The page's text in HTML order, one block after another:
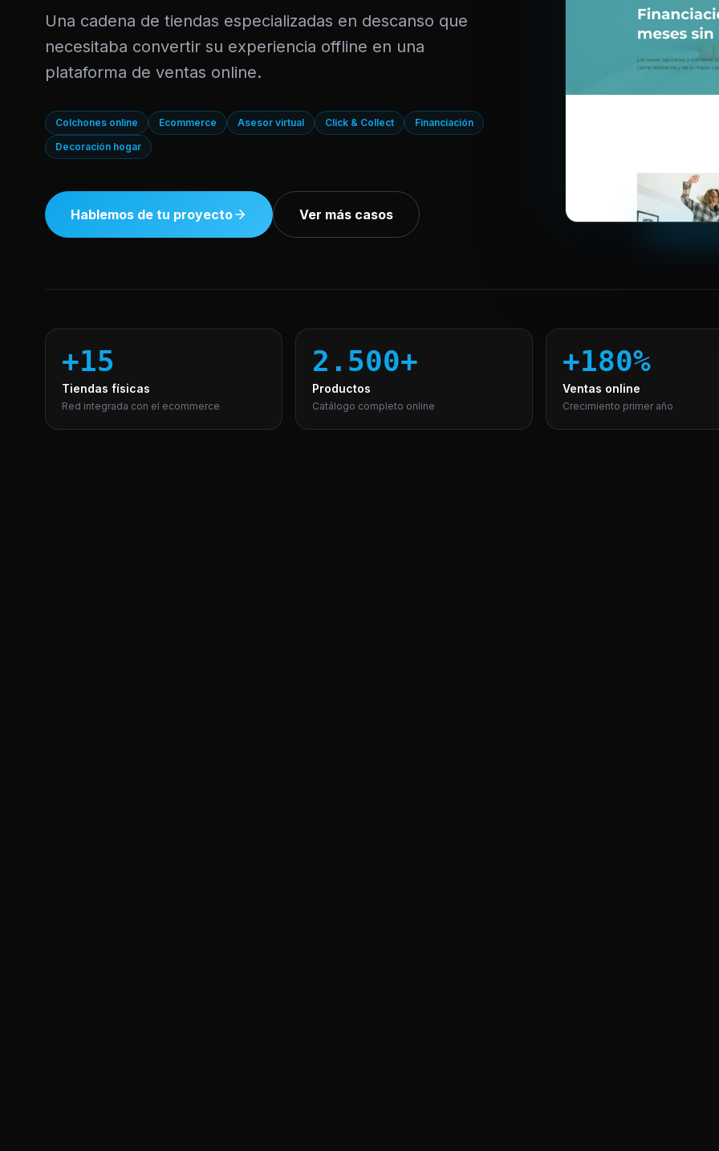
Una cadena de tiendas especializadas en descanso que
necesitaba convertir su experiencia offline en una
plataforma de ventas online.
Colchones online Ecommerce Asesor virtual Click & Collect
Financiación
Decoración hogar
Hablemos de tu proyecto Ver más casos
+15
Tiendas físicas
Red integrada con el ecommerce
2.500+
Productos
Catálogo completo online
+180%
Ventas online
Crecimiento primer año